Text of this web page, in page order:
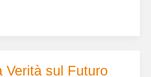
Verità sul Futuro